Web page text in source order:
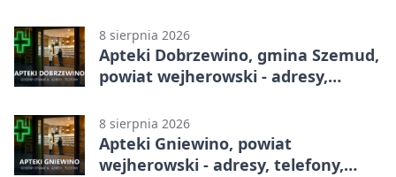
8 sierpnia 2026
Apteki Dobrzewino, gmina Szemud,
powiat wejherowski - adresy,
8 sierpnia 2026
Apteki Gniewino, powiat
wejherowski - adresy, telefony,